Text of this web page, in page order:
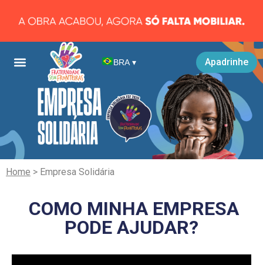
BRA ▾ Apadrinhe
Home > Empresa Solidária
COMO MINHA EMPRESA
PODE AJUDAR?